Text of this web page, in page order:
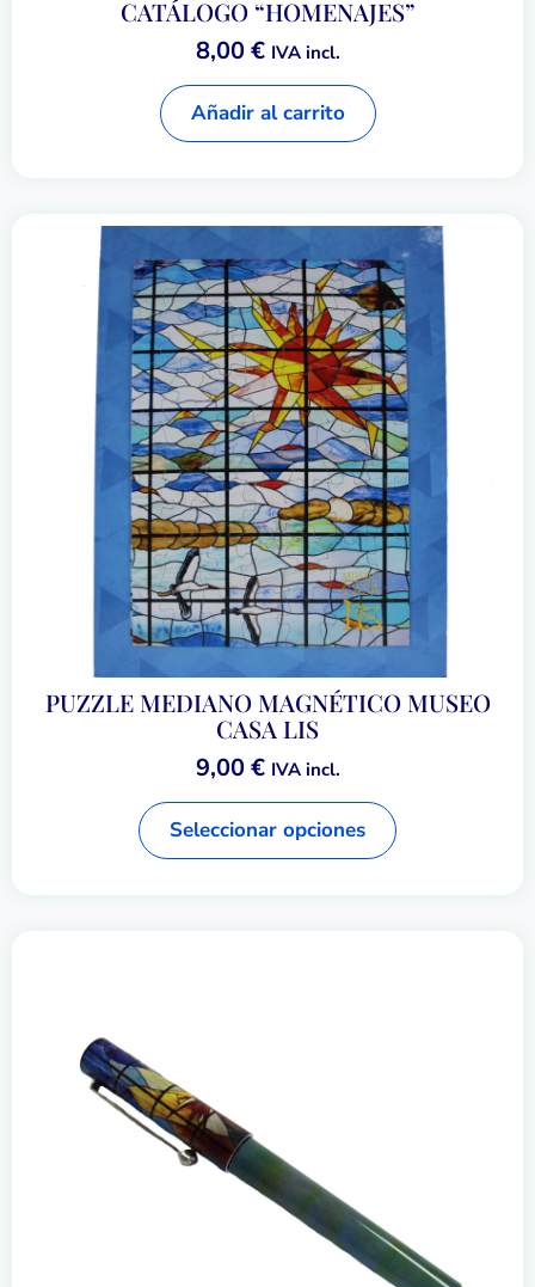
CATÁLOGO “HOMENAJES”
8,00€ IVA incl.
Añadir al carrito
PUZZLE MEDIANO MAGNÉTICO MUSEO
CASA LIS
9,00€ IVA incl.
Seleccionar opciones